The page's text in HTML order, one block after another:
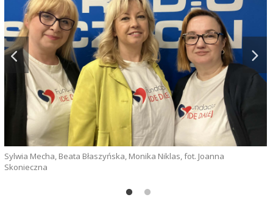
Sylwia Mecha, Beata Błaszyńska, Monika Niklas, fot. Joanna
Skonieczna